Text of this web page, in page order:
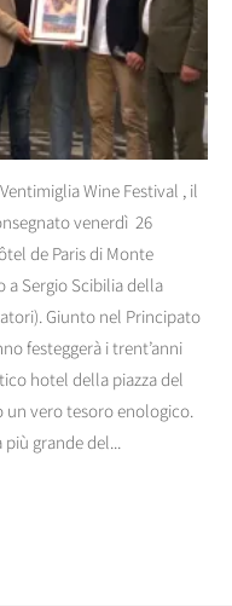
Wine Festival , il
venerdì 26
de Paris di Monte
Sergio Scibilia della
Giunto nel Principato
festeggerà i trent’anni
hotel della piazza del
un vero tesoro enologico.
grande del...